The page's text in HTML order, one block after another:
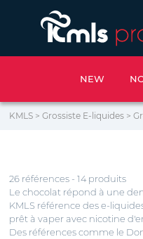
NEW
KMLS > Grossiste E-liquides >
26 références - 14 produits
Le chocolat répond à une
KMLS référence des e-
prêt à vaper avec nicotine
Des références comme le